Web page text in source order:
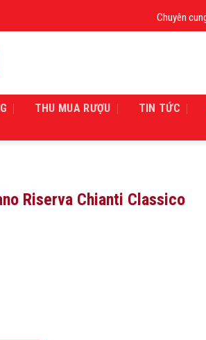
Chuyên cung
THU MUA RƯỢU TIN TỨC
Riserva Chianti Classico